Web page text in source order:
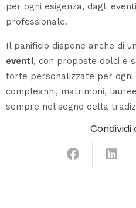
per ogni esigenza, dagli
professionale.
Il panificio dispone anche di un
eventi, con proposte dolci e
torte personalizzate per ogni
compleanni, matrimoni,
sempre nel segno della